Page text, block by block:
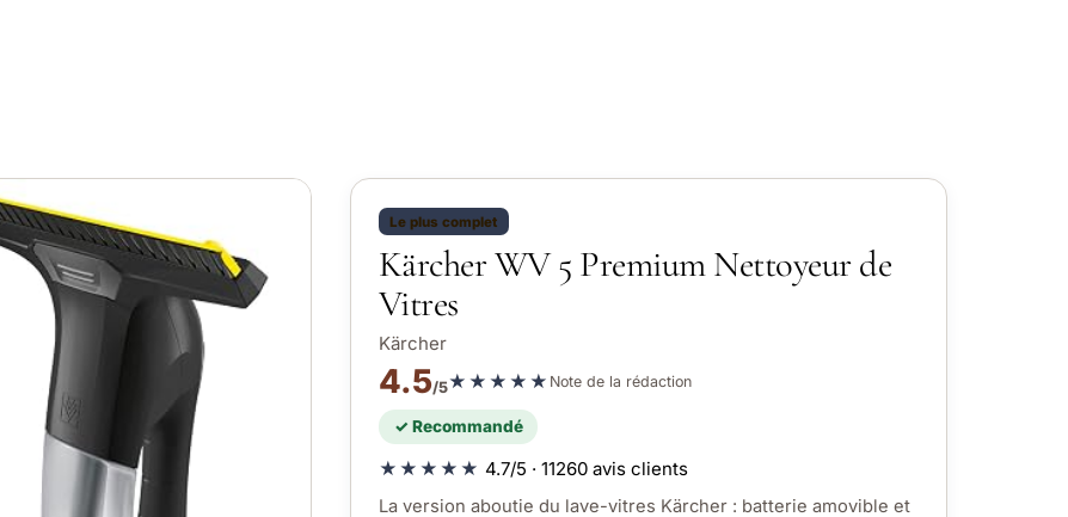
Le plus complet
Kärcher WV 5 Premium Nettoyeur de
Vitres
Kärcher
4.5/5★★★★★ Note de la rédaction
✓ Recommandé
★★★★★ 4.7/5 · 11260 avis clients
La version aboutie du lave-vitres Kärcher : batterie amovible et